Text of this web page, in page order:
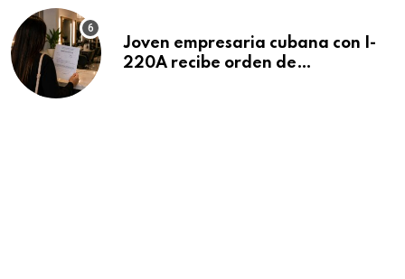
Joven empresaria cubana con I-
220A recibe orden de